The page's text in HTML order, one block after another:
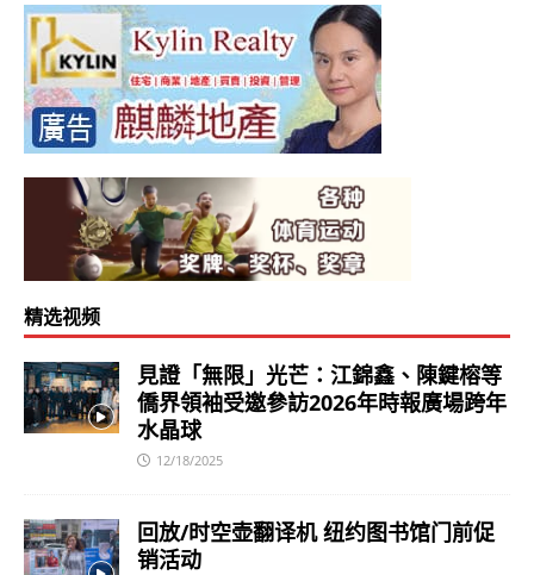
精选视频
見證「無限」光芒：江錦鑫、陳鍵榕等
僑界領袖受邀參訪2026年時報廣場跨年
水晶球
12/18/2025
回放/时空壶翻译机 纽约图书馆门前促
销活动